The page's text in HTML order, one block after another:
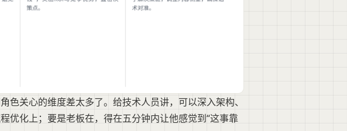
关心的维度差太多了。给技术人员讲，可以深入架构、
优化上；要是老板在，得在五分钟内让他感觉到“这事靠